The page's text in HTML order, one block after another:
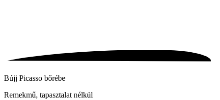
Bújj Picasso bőrébe
Remekmű, tapasztalat nélkül